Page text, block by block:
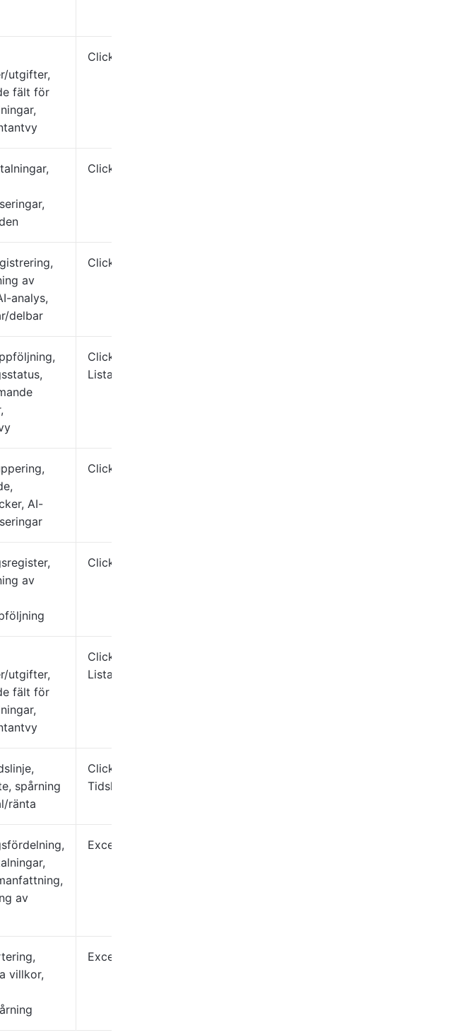
utgifter,
fält för
ClickUp-lista/tabell
ClickUp-lista/tavla
av
analys,
delbar
ClickUp Lista/Tabell
ClickUp
Lista/Tavla/Kalender
AI-
ClickUp-lista/tavla
av
ClickUp Lista/Tabell
utgifter,
fält för
ClickUp
Lista/Tavla/Gantt
spårning
ränta
ClickUp
Tidslinje/Whiteboard
av
Excel-kalkylblad
villkor,
Excel-kalkylblad